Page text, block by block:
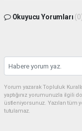
Okuyucu Yorumları
Yorum yazarak Topluluk
yaptığınız yorumunuzla ilgili
üstleniyorsunuz. Yazılan
tutulamaz.